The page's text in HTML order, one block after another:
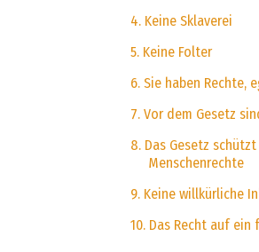
4. Keine Sklaverei
5. Keine Folter
6. Sie haben Rechte,
7. Vor dem Gesetz
8. Das Gesetz
Menschenrechte
9. Keine willkürliche
10. Das Recht auf ein